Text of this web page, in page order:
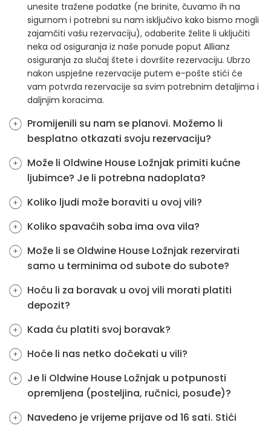
unesite tražene podatke (ne brinite, čuvamo ih na
sigurnom i potrebni su nam isključivo kako bismo mogli
zajamčiti vašu rezervaciju), odaberite želite li uključiti
neka od osiguranja iz naše ponude poput Allianz
osiguranja za slučaj štete i dovršite rezervaciju. Ubrzo
nakon uspješne rezervacije putem e-pošte stići će
vam potvrda rezervacije sa svim potrebnim detaljima i
daljnjim koracima.
Promijenili su nam se planovi. Možemo li
besplatno otkazati svoju rezervaciju?
Može li Oldwine House Ložnjak primiti kućne
ljubimce? Je li potrebna nadoplata?
Koliko ljudi može boraviti u ovoj vili?
Koliko spavaćih soba ima ova vila?
Može li se Oldwine House Ložnjak rezervirati
samo u terminima od subote do subote?
Hoću li za boravak u ovoj vili morati platiti
depozit?
Kada ću platiti svoj boravak?
Hoće li nas netko dočekati u vili?
Je li Oldwine House Ložnjak u potpunosti
opremljena (posteljina, ručnici, posuđe)?
Navedeno je vrijeme prijave od 16 sati. Stići